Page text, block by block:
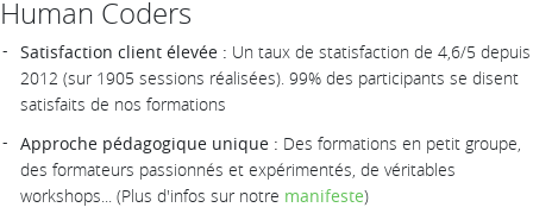
Human Coders
Satisfaction client élevée : Un taux de statisfaction de 4,6/5 depuis
2012 (sur 1905 sessions réalisées). 99% des participants se disent
satisfaits de nos formations
Approche pédagogique unique : Des formations en petit groupe,
des formateurs passionnés et expérimentés, de véritables
workshops... (Plus d'infos sur notre manifeste)